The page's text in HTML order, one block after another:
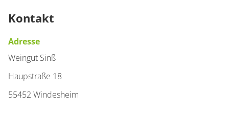
Kontakt
Adresse
Weingut Sinß
Haupstraße 18
55452 Windesheim